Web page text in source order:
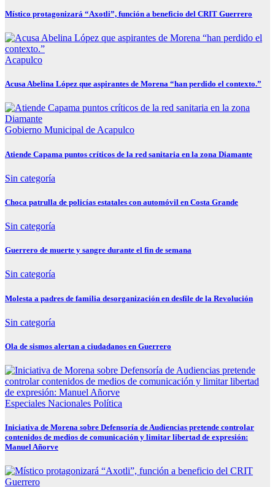
Místico protagonizará “Axotli”, función a beneficio del CRIT Guerrero
Acapulco
Acusa Abelina López que aspirantes de Morena “han perdido el contexto.”
Gobierno Municipal de Acapulco
Atiende Capama puntos críticos de la red sanitaria en la zona Diamante
Sin categoría
Choca patrulla de policías estatales con automóvil en Costa Grande
Sin categoría
Guerrero de muerte y sangre durante el fin de semana
Sin categoría
Molesta a padres de familia desorganización en desfile de la Revolución
Sin categoría
Ola de sismos alertan a ciudadanos en Guerrero
Especiales Nacionales Política
Iniciativa de Morena sobre Defensoría de Audiencias pretende controlar
contenidos de medios de comunicación y limitar libertad de expresión:
Manuel Añorve